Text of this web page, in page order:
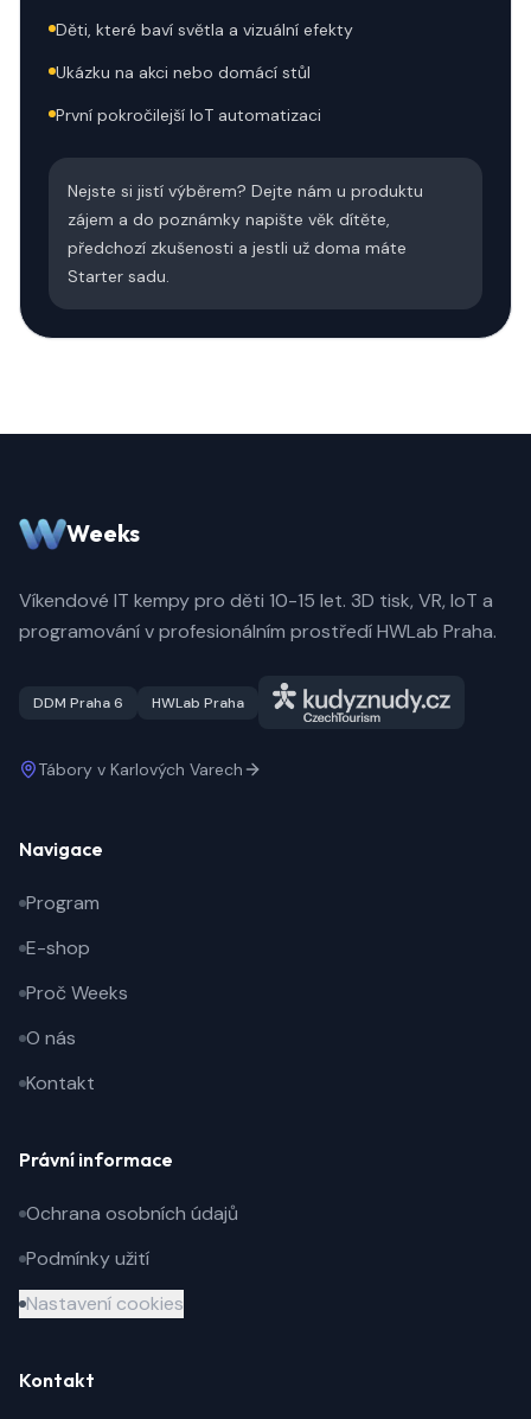
Děti, které baví světla a vizuální efekty
Ukázku na akci nebo domácí stůl
První pokročilejší IoT automatizaci
Nejste si jistí výběrem? Dejte nám u produktu
zájem a do poznámky napište věk dítěte,
předchozí zkušenosti a jestli už doma máte
Starter sadu.
Weeks
Víkendové IT kempy pro děti 10-15 let. 3D tisk, VR, IoT a
programování v profesionálním prostředí HWLab Praha.
DDM Praha 6 HWLab Praha
Tábory v Karlových Varech
Navigace
Program
E-shop
Proč Weeks
O nás
Kontakt
Právní informace
Ochrana osobních údajů
Podmínky užití
Nastavení cookies
Kontakt